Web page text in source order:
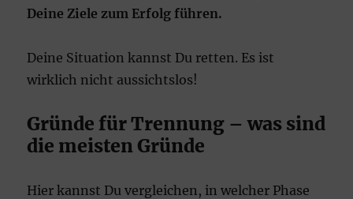
Deine Ziele zum Erfolg führen.
Deine Situation kannst Du retten. Es ist
wirklich nicht aussichtslos!
Gründe für Trennung – was sind
die meisten Gründe
Hier kannst Du vergleichen, in welcher Phase